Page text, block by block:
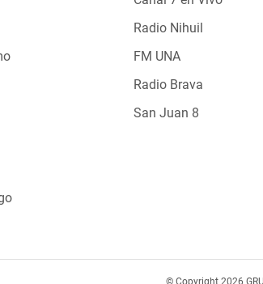
Radio Nihuil
FM UNA
Radio Brava
San Juan 8
© Copyright 2026